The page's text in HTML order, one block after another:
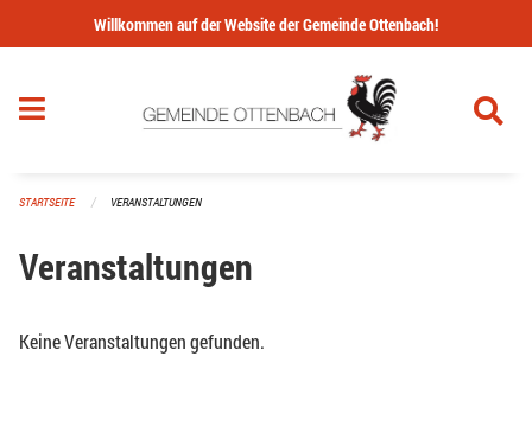
Navigation überspringen
Willkommen auf der Website der Gemeinde Ottenbach!
STARTSEITE VERANSTALTUNGEN
Veranstaltungen
Keine Veranstaltungen gefunden.